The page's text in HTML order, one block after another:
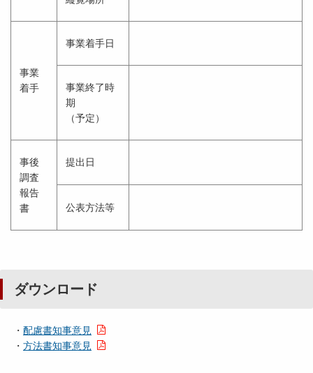
事業
着手
事業着手日
事業終了時
期
（予定）
事後
調査
報告
書
提出日
公表方法等
ダウンロード
・ 配慮書知事意見
・ 方法書知事意見